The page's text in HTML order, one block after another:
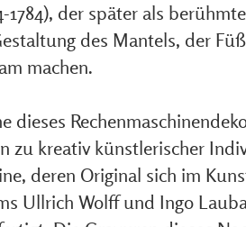
1784), der später als
des Mantels, der
machen.
dieses
zu kreativ künstlerischer
deren Original sich im
Ullrich Wolff und Ingo